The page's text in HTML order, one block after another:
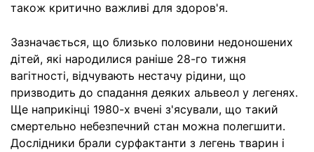
також критично важливі для здоров'я.
Зазначається, що близько половини недоношених
дітей, які народилися раніше 28-го тижня
вагітності, відчувають нестачу рідини, що
призводить до спадання деяких альвеол у легенях.
Ще наприкінці 1980-х вчені з'ясували, що такий
смертельно небезпечний стан можна полегшити.
Дослідники брали сурфактанти з легень тварин і